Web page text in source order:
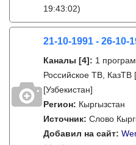
19:43:02)
21-10-1991 - 26-10-
Каналы [4]: 1
Российское ТВ, КазТВ
[Узбекистан]
Регион: Кыргызстан
Источник: Слово
Добавил на сайт: